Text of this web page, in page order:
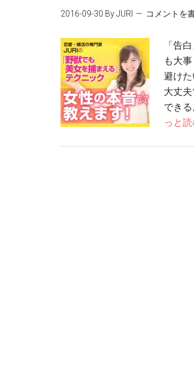
2016-09-30 By JURI コメントを
「告
も大
避け
大丈
でき
っと読